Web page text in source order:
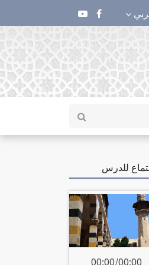
للدرس
00:00/00:00